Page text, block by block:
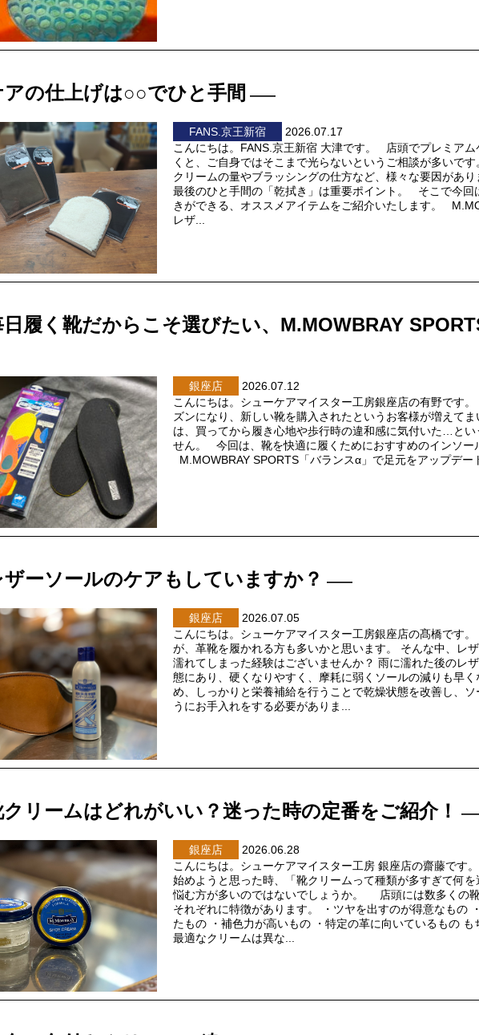
アの仕上げは○○でひと手間
FANS.京王新宿
2026.07.17
こんにちは。FANS.京王新宿 大津です。 店頭でプレミア
くと、ご自身ではそこまで光らないというご相談が多いです
クリームの量やブラッシングの仕方など、様々な要因があり
最後のひと手間の「乾拭き」は重要ポイント。 そこで今回
きができる、オススメアイテムをご紹介いたします。
レザ...
日履く靴だからこそ選びたい、M.MOWBRAY
銀座店
2026.07.12
こんにちは。シューケアマイスター工房銀座店の有野です
ズンになり、新しい靴を購入されたというお客様が増えて
は、買ってから履き心地や歩行時の違和感に気付いた…とい
せん。 今回は、靴を快適に履くためにおすすめのインソー
M.MOWBRAY SPORTS「バランスα」で足元をアップデー
ザーソールのケアもしていますか？
銀座店
2026.07.05
こんにちは。シューケアマイスター工房銀座店の髙橋です
が、革靴を履かれる方も多いかと思います。 そんな中、レ
濡れてしまった経験はございませんか？ 雨に濡れた後のレ
態にあり、硬くなりやすく、摩耗に弱くソールの減りも早
め、しっかりと栄養補給を行うことで乾燥状態を改善し、ソ
うにお手入れをする必要がありま...
クリームはどれがいい？迷った時の定番をご紹介！
銀座店
2026.06.28
こんにちは。シューケアマイスター工房 銀座店の齋藤です
始めようと思った時、「靴クリームって種類が多すぎて何を
悩む方が多いのではないでしょうか。 店頭には数多くの靴
それぞれに特徴があります。 ・ツヤを出すのが得意なもの
たもの ・補色力が高いもの ・特定の革に向いているもの も
最適なクリームは異な...